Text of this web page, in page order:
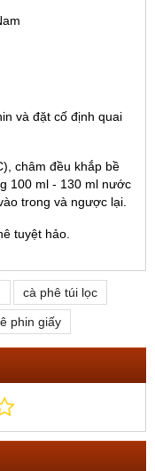
và đặt cố định quai
châm đều khắp bề
100 ml - 130 ml nước
trong và ngược lại.
tuyệt hảo.
cà phê túi lọc
phin giấy